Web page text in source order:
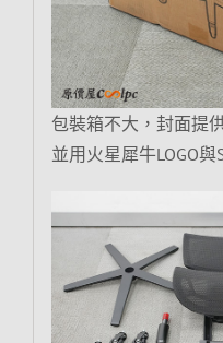
包裝箱不大，封面提
並用火星犀牛LOGO與